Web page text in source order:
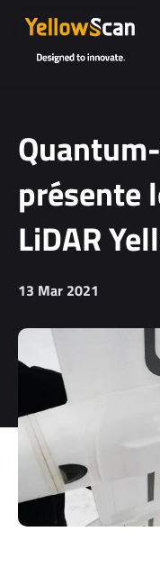
présente
LiDAR
13 Mar 2021